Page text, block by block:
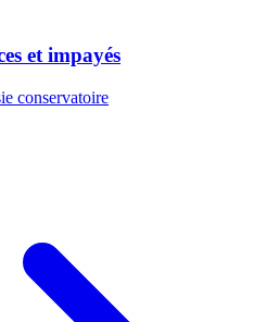
et impayés
conservatoire